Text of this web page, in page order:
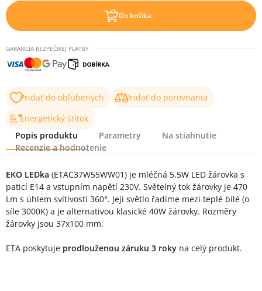
Do košíka
GARANCIA BEZPEČNEJ PLATBY
Pridať do obľúbených
Pridať do porovnania
Energetický štítok
Popis produktu
Parametry
Na stiahnutie
Recenzie a hodnotenie
Popis produktu
EKO LEDka (ETAC37W55WW01) je mléčná 5,5W LED žárovka s
paticí E14 a vstupním napětí 230V. Světelný tok žárovky je 470
Lm s úhlem svítivosti 360°. Její světlo řadíme mezi teplé bílé (o
síle 3000K) a je alternativou klasické 40W žárovky. Rozměry
žárovky jsou 37x100 mm.
ETA poskytuje prodlouženou záruku 3 roky na celý produkt.